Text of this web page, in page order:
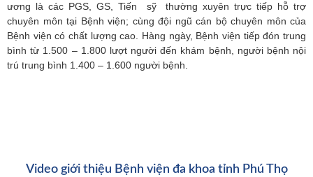
ương là các PGS, GS, Tiến sỹ thường xuyên trực tiếp hỗ trợ
chuyên môn tại Bệnh viện; cùng đội ngũ cán bộ chuyên môn của
Bệnh viện có chất lượng cao. Hàng ngày, Bệnh viện tiếp đón trung
bình từ 1.500 – 1.800 lượt người đến khám bệnh, người bệnh nội
trú trung bình 1.400 – 1.600 người bệnh.
Video giới thiệu Bệnh viện đa khoa tỉnh Phú Thọ